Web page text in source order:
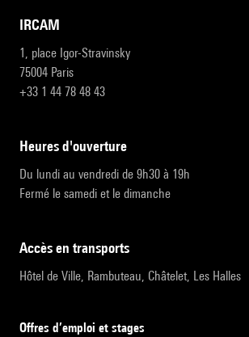
IRCAM
1, place Igor-Stravinsky
75004 Paris
+33 1 44 78 48 43
heures d'ouverture
Du lundi au vendredi de 9h30 à 19h
Fermé le samedi et le dimanche
accès en transports
Hôtel de Ville, Rambuteau, Châtelet, Les Halles
Offres d’emploi et stages